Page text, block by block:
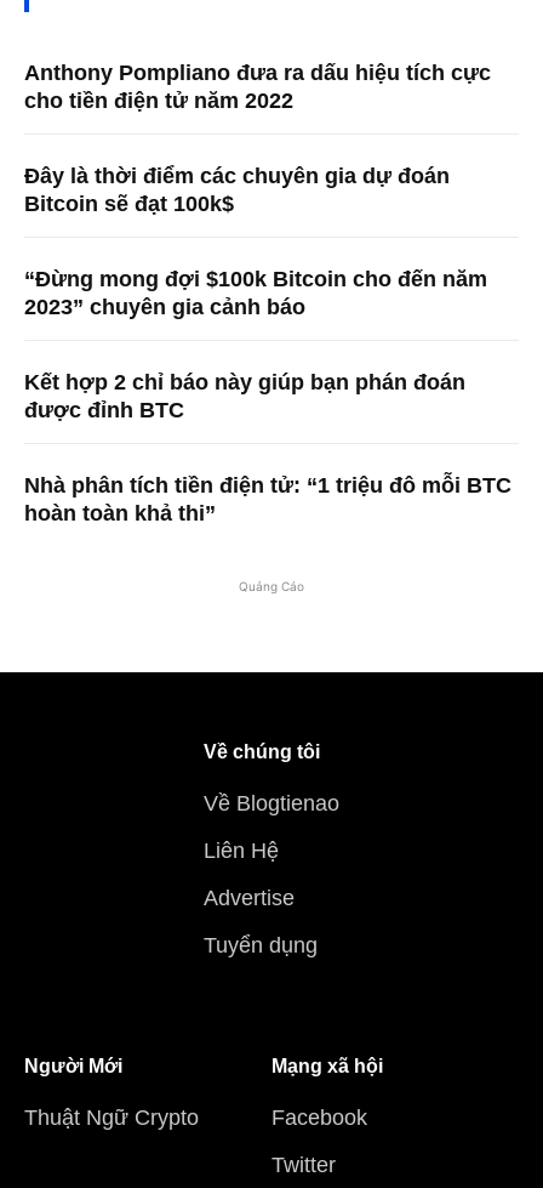
Anthony Pompliano đưa ra dấu hiệu tích cực
cho tiền điện tử năm 2022
Đây là thời điểm các chuyên gia dự đoán
Bitcoin sẽ đạt 100k$
“Đừng mong đợi $100k Bitcoin cho đến năm
2023” chuyên gia cảnh báo
Kết hợp 2 chỉ báo này giúp bạn phán đoán
được đỉnh BTC
Nhà phân tích tiền điện tử: “1 triệu đô mỗi BTC
hoàn toàn khả thi”
Quảng Cáo
Về chúng tôi
Về Blogtienao
Liên Hệ
Advertise
Tuyển dụng
Người Mới
Thuật Ngữ Crypto
Mạng xã hội
Facebook
Twitter